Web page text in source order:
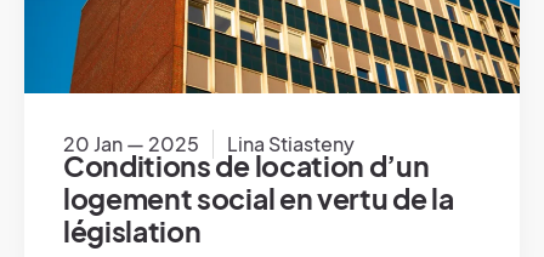
20 Jan — 2025 Lina Stiasteny
Conditions de location d’un
logement social en vertu de la
législation